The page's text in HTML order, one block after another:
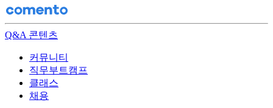
Q&A 콘텐츠
커뮤니티
직무부트캠프
클래스
채용